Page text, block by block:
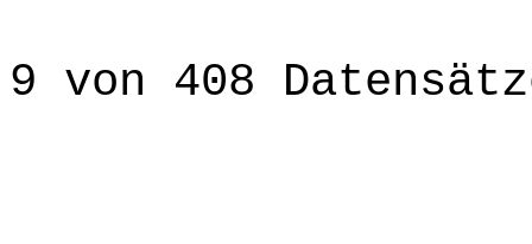
9 von 408